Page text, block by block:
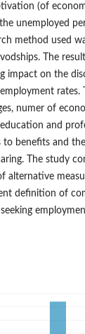
(of
unemployed
method used
The
impact on the
rates.
numer of
and
to benefits and
The study
alternative
definition of